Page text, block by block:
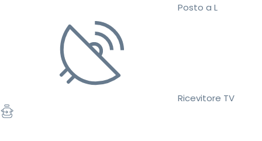
Posto a L
Ricevitore TV